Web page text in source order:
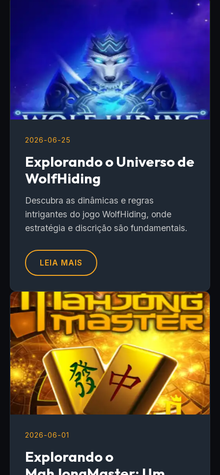
2026-06-25
Explorando o Universo de
WolfHiding
Descubra as dinâmicas e regras
intrigantes do jogo WolfHiding, onde
estratégia e discrição são fundamentais.
LEIA MAIS
2026-06-01
Explorando o